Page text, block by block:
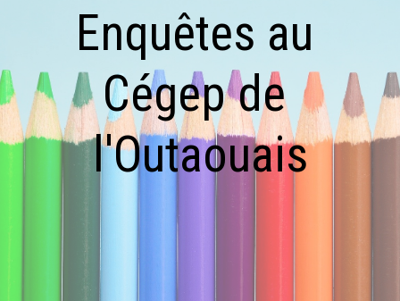
Enquêtes au
Cégep de
l'Outaouais